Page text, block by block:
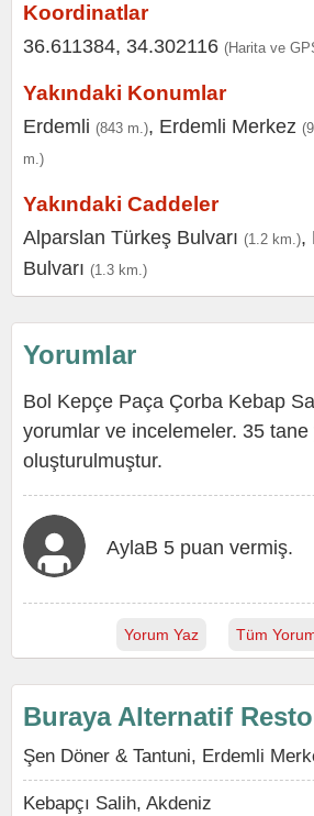
Koordinatlar
36.611384, 34.302116 (Harita ve
Yakındaki Konumlar
Erdemli (843 m.), Erdemli Merkez
m.)
Yakındaki Caddeler
Alparslan Türkeş Bulvarı (1.2 km.),
Bulvarı (1.3 km.)
Yorumlar
Bol Kepçe Paça Çorba Kebap
yorumlar ve incelemeler. 35 tane
oluşturulmuştur.
AylaB 5 puan vermiş.
Yorum Yaz Tüm
Buraya Alternatif
Şen Döner & Tantuni, Erdemli
Kebapçı Salih, Akdeniz